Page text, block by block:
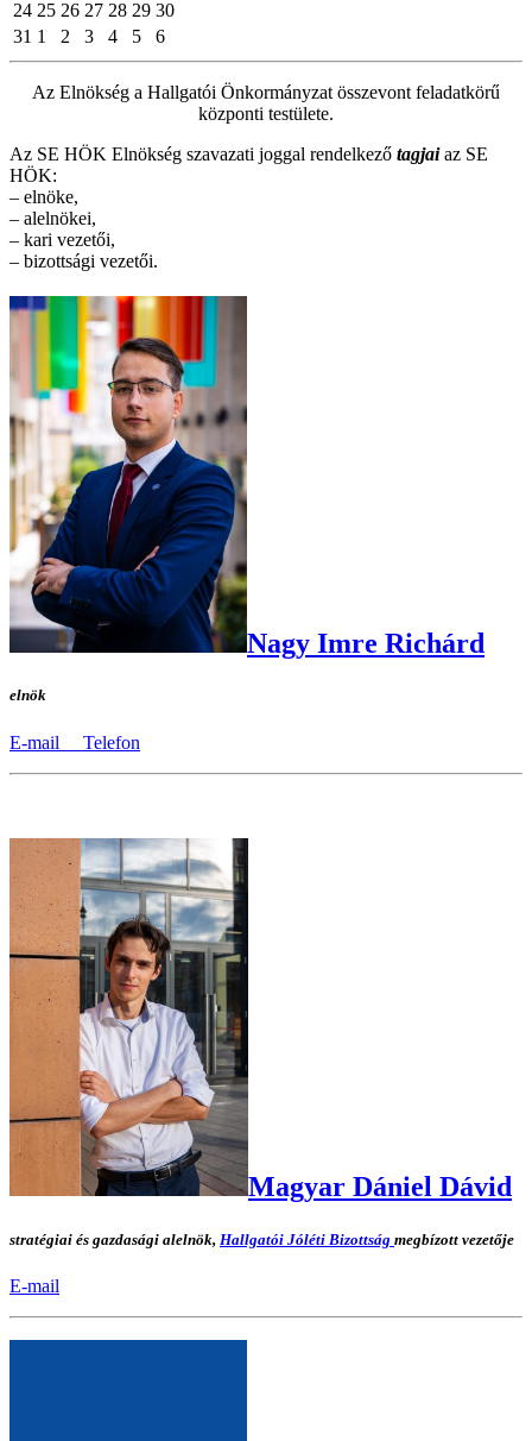
24 25 26 27 28 29 30
31 1 2 3 4 5 6
Az Elnökség a Hallgatói Önkormányzat összevont feladatkörű
központi testülete.
Az SE HÖK Elnökség szavazati joggal rendelkező tagjaiaz SE
HÖK:
– elnöke,
– alelnökei,
– kari vezetői,
– bizottsági vezetői.
Nagy Imre Richárd
elnök
E-mail Telefon
Magyar Dániel Dávid
stratégiai és gazdasági alelnök, Hallgatói Jóléti Bizottság megbízott vezetője
E-mail